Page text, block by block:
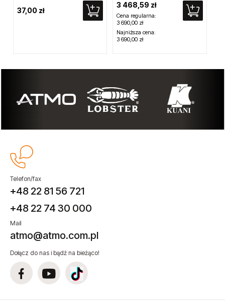
37,00 zł
3 468,59 zł
Cena regularna:
3 690,00 zł
Najniższa cena:
3 690,00 zł
Telefon/fax
+48 22 81 56 721
+48 22 74 30 000
Mail
atmo@atmo.com.pl
Dołącz do nas i bądź na bieżąco!